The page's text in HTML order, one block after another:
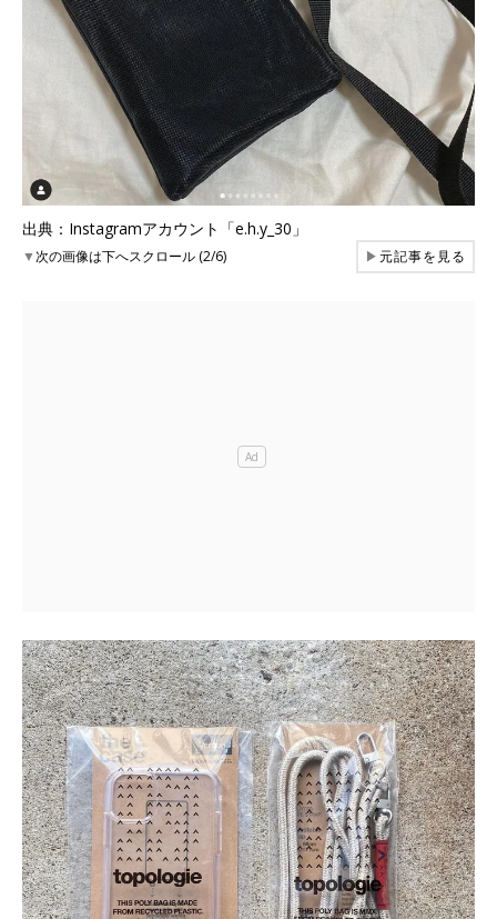
出典：Instagramアカウント「e.h.y_30」
▼次の画像は下へスクロール (2/6) ▶元記事を見る